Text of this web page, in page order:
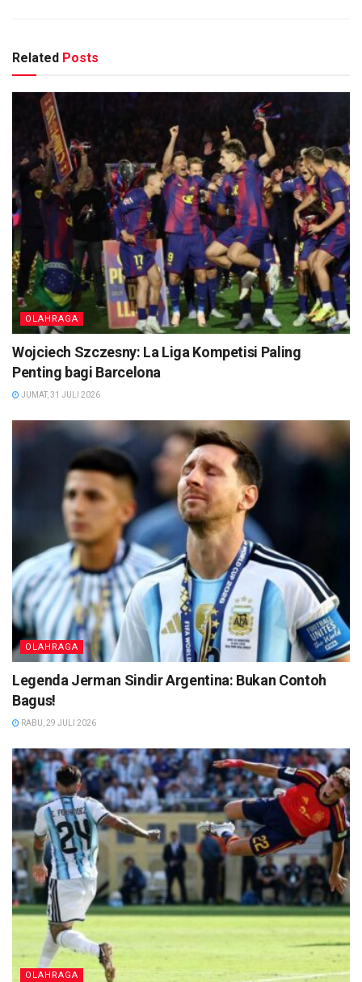
Related Posts
OLAHRAGA
Wojciech Szczesny: La Liga Kompetisi Paling
Penting bagi Barcelona
JUMAT, 31 JULI 2026
OLAHRAGA
Legenda Jerman Sindir Argentina: Bukan Contoh
Bagus!
RABU, 29 JULI 2026
OLAHRAGA